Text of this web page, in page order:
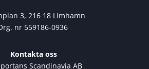
3, 216 18 Limhamn
nr 559186-0936
Kontakta oss
Scandinavia AB